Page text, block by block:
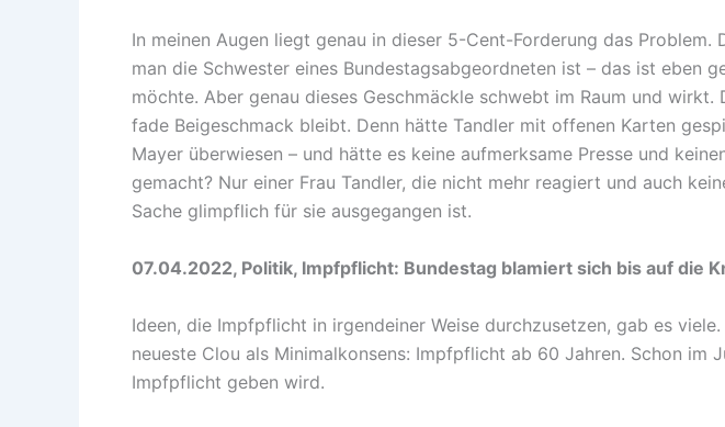
In meinen Augen liegt genau in dieser 5-Cent-Forderung das
man die Schwester eines Bundestagsabgeordneten ist – das ist eben
möchte. Aber genau dieses Geschmäckle schwebt im Raum und
fade Beigeschmack bleibt. Denn hätte Tandler mit offenen Karten
Mayer überwiesen – und hätte es keine aufmerksame Presse und
gemacht? Nur einer Frau Tandler, die nicht mehr reagiert und auch
Sache glimpflich für sie ausgegangen ist.
07.04.2022, Politik, Impfpflicht: Bundestag blamiert sich bis auf die
Ideen, die Impfpflicht in irgendeiner Weise durchzusetzen, gab es
neueste Clou als Minimalkonsens: Impfpflicht ab 60 Jahren. Schon
Impfpflicht geben wird.